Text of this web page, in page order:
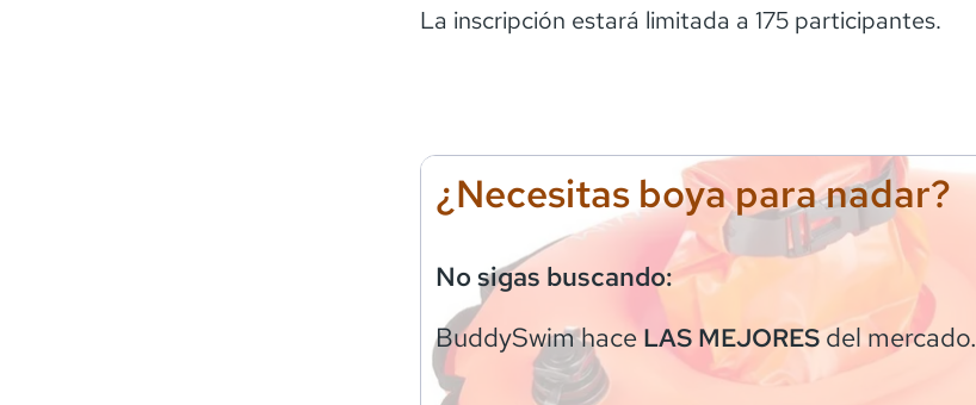
La inscripción estará limitada a 175 participantes.
¿Necesitas boya para nadar?
No sigas buscando:
BuddySwimhaceLAS MEJORESdel mercado.